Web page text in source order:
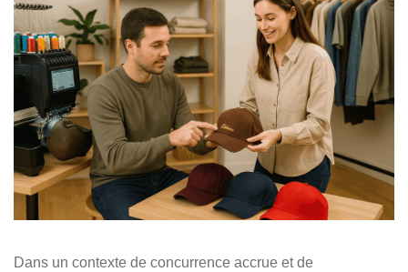
Dans un contexte de concurrence accrue et de